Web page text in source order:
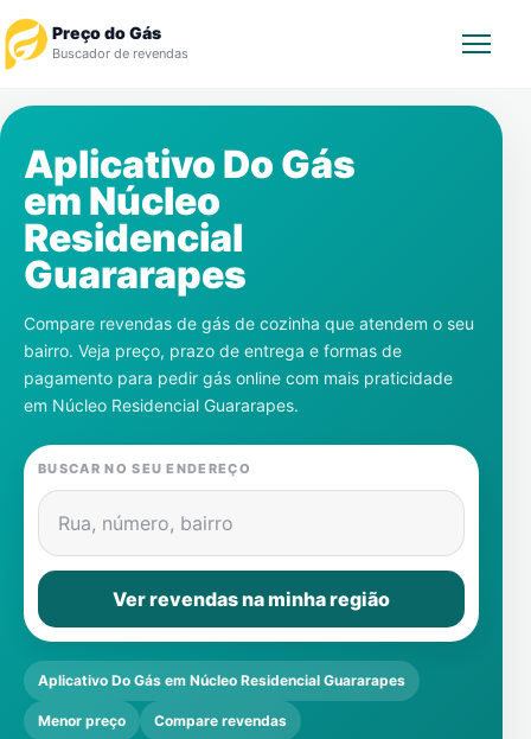
Preço do Gás
Buscador de revendas
Revendedor
Notícias
Cadastre-se
Gás
Aplicativo Do Gás
em Núcleo
Residencial
Guararapes
Compare revendas de gás de cozinha que atendem o seu
bairro. Veja preço, prazo de entrega e formas de
pagamento para pedir gás online com mais praticidade
em Núcleo Residencial Guararapes.
BUSCAR NO SEU ENDEREÇO
Rua, número, bairro
Ver revendas na minha região
Aplicativo Do Gás em Núcleo Residencial Guararapes
Menor preço Compare revendas